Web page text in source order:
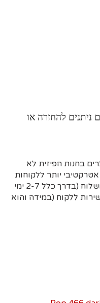
ניתנים להחזרה או
בחנות הפיזית לא
יותר ללקוחות
שמזמינים מראש דרך האתר וקובעים איסוף עצמי או משלוח (בדרך כלל 2-7 ימי
ללקוח (במידה והוא